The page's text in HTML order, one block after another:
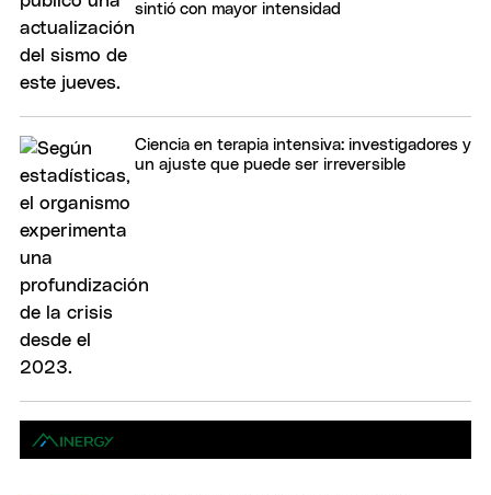
sintió con mayor intensidad
Ciencia en terapia intensiva: investigadores y
un ajuste que puede ser irreversible